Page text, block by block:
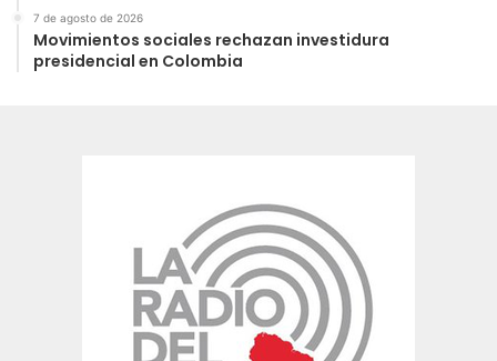
7 de agosto de 2026
Movimientos sociales rechazan investidura
presidencial en Colombia